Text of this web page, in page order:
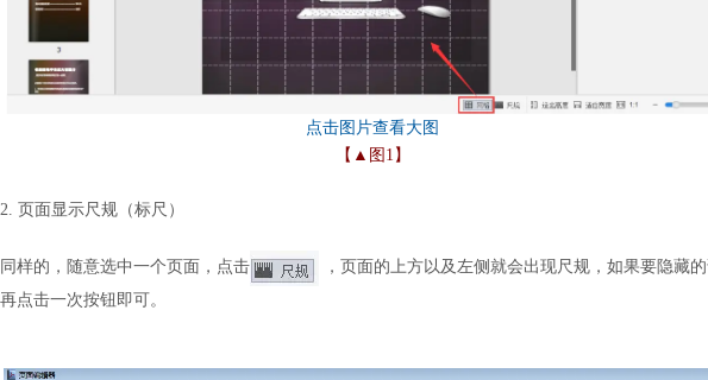
【▲图1】
2. 页面显示尺规（标尺）
同样的，随意选中一个页面，点击
，页面的上方以及左侧就会出现尺规，如果要隐藏
再点击一次按钮即可。